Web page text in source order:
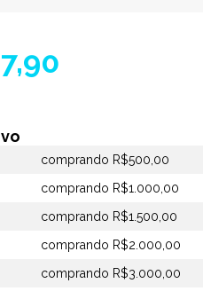
comprando R$500,00
comprando R$1.000,00
comprando R$1.500,00
comprando R$2.000,00
comprando R$3.000,00